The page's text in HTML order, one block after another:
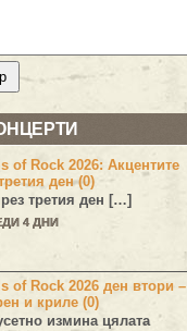
of Rock 2026: Акцентите
ден (0)
третия ден […]
4 ДНИ
of Rock 2026 ден втори –
и криле (0)
измина цялата